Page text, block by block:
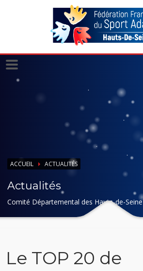
ACCUEIL ACTUALITÉS
Actualités
Comité Départemental des Hauts-de-Seine
Le TOP 20 de
Panneau de gestion des cookies